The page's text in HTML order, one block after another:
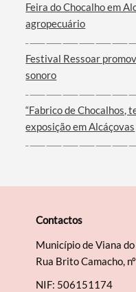
Feira do Chocalho em
agropecuário
Festival Ressoar
sonoro
“Fabrico de Chocalhos,
exposição em Alcáçovas
Contactos
Município de Viana
Rua Brito Camacho,
NIF: 506151174